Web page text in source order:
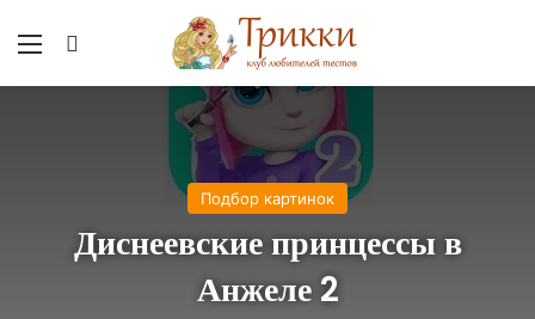
Меню
Подбор картинок
Диснеевские принцессы в
Анжеле 2